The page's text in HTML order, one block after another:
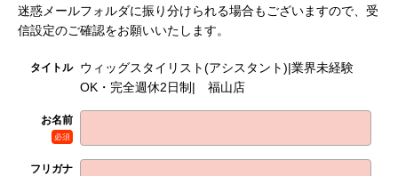
迷惑メールフォルダに振り分けられる場合もございますので、受
信設定のご確認をお願いいたします。
タイトル
ウィッグスタイリスト(アシスタント)|業界未経験
OK・完全週休2日制| 福山店
お名前
必須
フリガナ